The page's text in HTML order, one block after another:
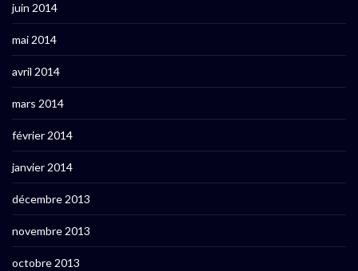
juin 2014
mai 2014
avril 2014
mars 2014
février 2014
janvier 2014
décembre 2013
novembre 2013
octobre 2013